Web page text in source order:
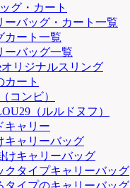
グ・カート
ーバッグ・カート一覧
カート一覧
ーバッグ一覧
オリジナルスリング
カート
コンビ）
（ルルドヌフ）
キャリー
キャリーバッグ
けキャリーバッグ
クタイプキャリーバッグ
タイプのキャリーバッグ